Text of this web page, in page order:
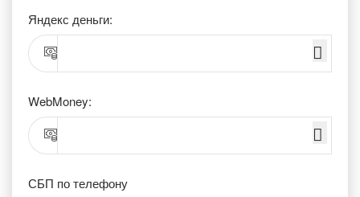
Яндекс деньги:
WebMoney:
СБП по телефону